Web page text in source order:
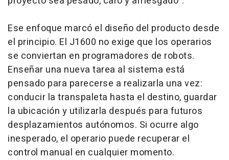
Ese enfoque marcó el diseño del producto desde
el principio. El J1600 no exige que los operarios
se conviertan en programadores de robots.
Enseñar una nueva tarea al sistema está
pensado para parecerse a realizarla una vez:
conducir la transpaleta hasta el destino, guardar
la ubicación y utilizarla después para futuros
desplazamientos autónomos. Si ocurre algo
inesperado, el operario puede recuperar el
control manual en cualquier momento.